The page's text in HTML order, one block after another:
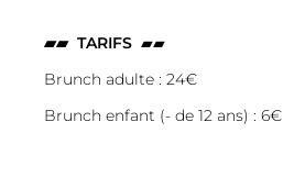
▰▰ TARIFS ▰▰
Brunch adulte : 24€
Brunch enfant (- de 12 ans) : 6€